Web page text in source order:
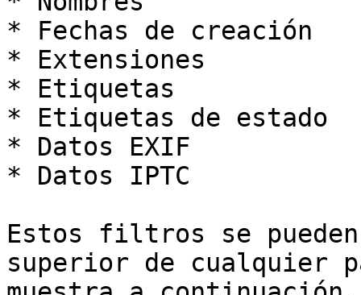
* Fechas de creación
* Extensiones
* Etiquetas
* Etiquetas de estado
* Datos EXIF
* Datos IPTC
Estos filtros se
superior de cualquier